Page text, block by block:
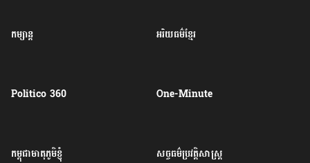
កម្សាន្ត អរិយធម៌ខ្មែរ
Politico 360 One-Minute
កម្ពុជាមាតុភូមិខ្ញុំ សច្ចធម៌ប្រវត្តិសាស្ត្រ